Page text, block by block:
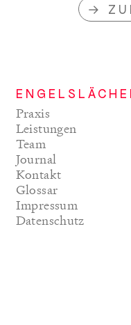
Praxis
Leistungen
Team
Journal
Kontakt
Glossar
Impressum
Datenschutz